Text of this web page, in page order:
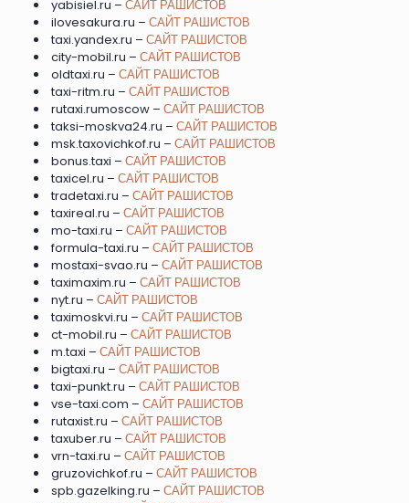
yabisiel.ru – САЙТ РАШИСТОВ
ilovesakura.ru – САЙТ РАШИСТОВ
taxi.yandex.ru – САЙТ РАШИСТОВ
city-mobil.ru – САЙТ РАШИСТОВ
oldtaxi.ru – САЙТ РАШИСТОВ
taxi-ritm.ru – САЙТ РАШИСТОВ
rutaxi.rumoscow – САЙТ РАШИСТОВ
taksi-moskva24.ru – САЙТ РАШИСТОВ
msk.taxovichkof.ru – САЙТ РАШИСТОВ
bonus.taxi – САЙТ РАШИСТОВ
taxicel.ru – САЙТ РАШИСТОВ
tradetaxi.ru – САЙТ РАШИСТОВ
taxireal.ru – САЙТ РАШИСТОВ
mo-taxi.ru – САЙТ РАШИСТОВ
formula-taxi.ru – САЙТ РАШИСТОВ
mostaxi-svao.ru – САЙТ РАШИСТОВ
taximaxim.ru – САЙТ РАШИСТОВ
nyt.ru – САЙТ РАШИСТОВ
taximoskvi.ru – САЙТ РАШИСТОВ
ct-mobil.ru – САЙТ РАШИСТОВ
m.taxi – САЙТ РАШИСТОВ
bigtaxi.ru – САЙТ РАШИСТОВ
taxi-punkt.ru – САЙТ РАШИСТОВ
vse-taxi.com – САЙТ РАШИСТОВ
rutaxist.ru – САЙТ РАШИСТОВ
taxuber.ru – САЙТ РАШИСТОВ
vrn-taxi.ru – САЙТ РАШИСТОВ
gruzovichkof.ru – САЙТ РАШИСТОВ
spb.gazelking.ru – САЙТ РАШИСТОВ